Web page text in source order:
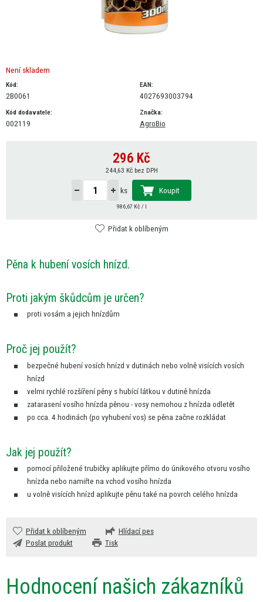
Není skladem
Kód:
2B0061
EAN:
4027693003794
Kód dodavatele:
002119
Značka:
AgroBio
296 Kč
244,63 Kč bez DPH
ks Koupit
986,67 Kč / l
Přidat k oblíbeným
Pěna k hubení vosích hnízd.
Proti jakým škůdcům je určen?
proti vosám a jejich hnízdům
Proč jej použít?
bezpečné hubení vosích hnízd vdutinách nebo volně visících vosích
hnízd
velmi rychlé rozšíření pěny shubící látkou vdutině hnízda
zatarasení vosího hnízda pěnou - vosy nemohou zhnízda odletět
po cca. 4 hodinách (po vyhubení vos) se pěna začne rozkládat
Jak jej použít?
pomocí přiložené trubičky aplikujte přímo do únikového otvoru vosího
hnízda nebo namiřte na vchod vosího hnízda
u volně visících hnízd aplikujte pěnu také na povrch celého hnízda
Přidat k oblíbeným
Hlídací pes
Poslat produkt
Tisk
Hodnocení našich zákazníků